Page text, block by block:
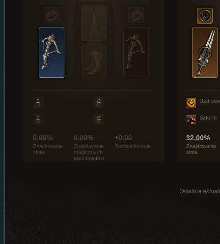
0,00%
Znajdowanie
złota
0,00%
Znajdowanie
magicznych
przedmiotów
+0,00
Doświadczenie
Szturm
32,00%
Znajdowanie
złota
Ostatnia